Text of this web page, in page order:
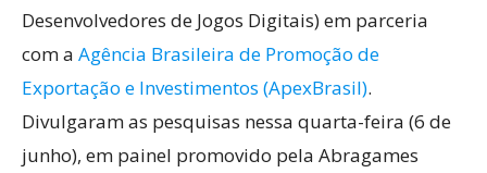
Desenvolvedores de Jogos Digitais) em parceria
com a Agência Brasileira de Promoção de
Exportação e Investimentos (ApexBrasil).
Divulgaram as pesquisas nessa quarta-feira (6 de
junho), em painel promovido pela Abragames